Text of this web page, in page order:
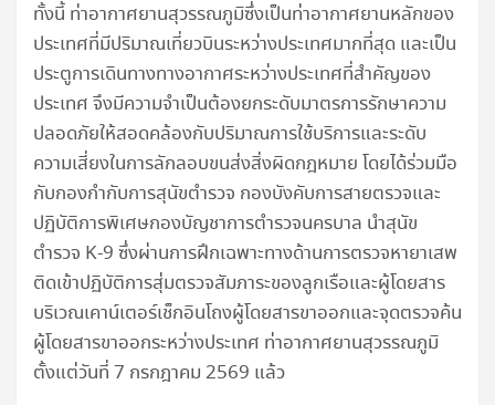
ทั้งนี้ ท่าอากาศยานสุวรรณภูมิซึ่งเป็นท่าอากาศยานหลักของ
ประเทศที่มีปริมาณเที่ยวบินระหว่างประเทศมากที่สุด และเป็น
ประตูการเดินทางทางอากาศระหว่างประเทศที่สำคัญของ
ประเทศ จึงมีความจำเป็นต้องยกระดับมาตรการรักษาความ
ปลอดภัยให้สอดคล้องกับปริมาณการใช้บริการและระดับ
ความเสี่ยงในการลักลอบขนส่งสิ่งผิดกฎหมาย โดยได้ร่วมมือ
กับกองกำกับการสุนัขตำรวจ กองบังคับการสายตรวจและ
ปฏิบัติการพิเศษกองบัญชาการตำรวจนครบาล นำสุนัข
ตำรวจ K-9 ซึ่งผ่านการฝึกเฉพาะทางด้านการตรวจหายาเสพ
ติดเข้าปฏิบัติการสุ่มตรวจสัมภาระของลูกเรือและผู้โดยสาร
บริเวณเคาน์เตอร์เช็กอินโถงผู้โดยสารขาออกและจุดตรวจค้น
ผู้โดยสารขาออกระหว่างประเทศ ท่าอากาศยานสุวรรณภูมิ
ตั้งแต่วันที่ 7 กรกฎาคม 2569 แล้ว